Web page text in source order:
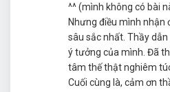
^^ (mình không có bài
Nhưng điều mình nhận
sâu sắc nhất. Thầy
ý tưởng của mình. Đã
tâm thế thật nghiêm
Cuối cùng là, cảm ơn